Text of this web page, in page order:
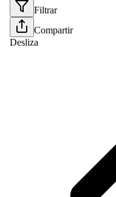
Filtrar
Compartir
Desliza